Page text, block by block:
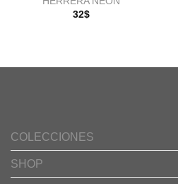
32$
COLECCIONES
SHOP